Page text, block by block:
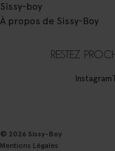
Sissy-boy
À propos de Sissy-Boy
RESTEZ
Instagram
© 2026 Sissy-Boy
Mentions Légales